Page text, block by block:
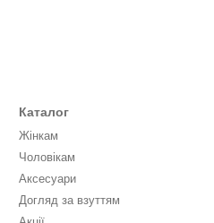
Каталог
Жінкам
Чоловікам
Аксесуари
Догляд за взуттям